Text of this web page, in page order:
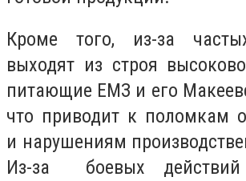
Кроме того, из-за
выходят из строя
питающие ЕМЗ и его
что приводит к поломкам
и нарушениям
Из-за боевых действий